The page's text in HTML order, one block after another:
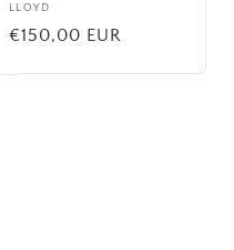
Fournisseur :
LLOYD
Prix
€150,00 EUR